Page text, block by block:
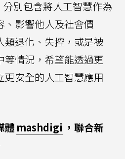
分別包含將人工智慧作為
、影響他人及社會價
類退化、失控，或是被
等情況，希望能透過更
更安全的人工智慧應用
體 mashdigi ，聯合新